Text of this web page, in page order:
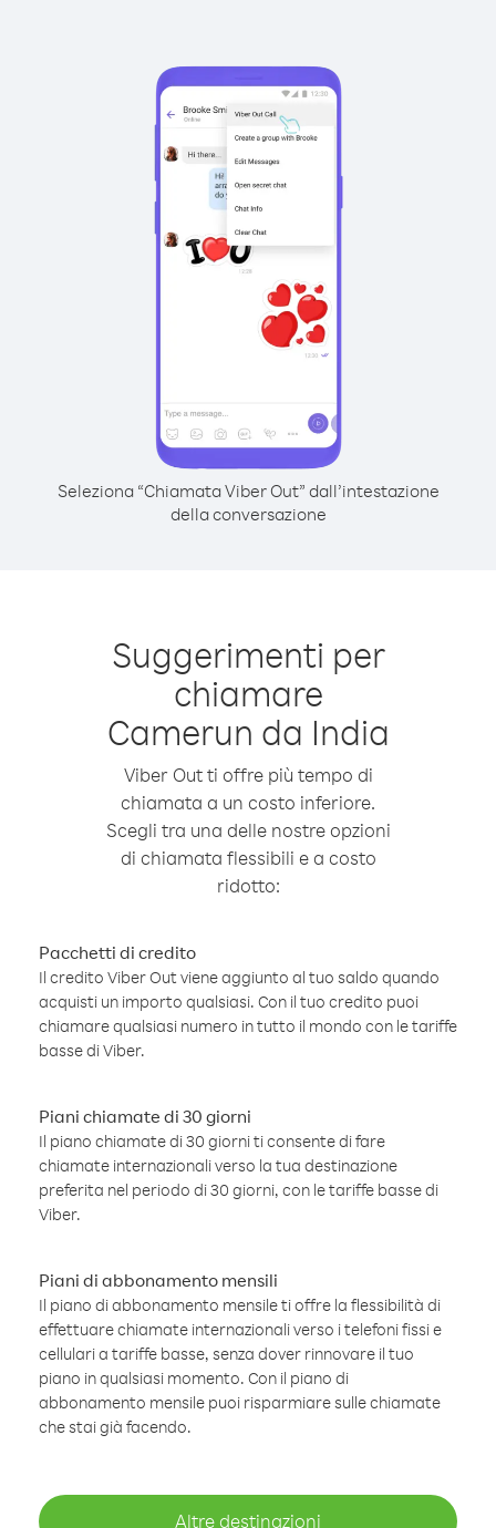
Seleziona “Chiamata Viber Out” dall’intestazione
della conversazione
Suggerimenti per
chiamare
Camerun da India
Viber Out ti offre più tempo di
chiamata a un costo inferiore.
Scegli tra una delle nostre opzioni
di chiamata flessibili e a costo
ridotto:
Pacchetti di credito
Il credito Viber Out viene aggiunto al tuo saldo quando
acquisti un importo qualsiasi. Con il tuo credito puoi
chiamare qualsiasi numero in tutto il mondo con le tariffe
basse di Viber.
Piani chiamate di 30 giorni
Il piano chiamate di 30 giorni ti consente di fare
chiamate internazionali verso la tua destinazione
preferita nel periodo di 30 giorni, con le tariffe basse di
Viber.
Piani di abbonamento mensili
Il piano di abbonamento mensile ti offre la flessibilità di
effettuare chiamate internazionali verso i telefoni fissi e
cellulari a tariffe basse, senza dover rinnovare il tuo
piano in qualsiasi momento. Con il piano di
abbonamento mensile puoi risparmiare sulle chiamate
che stai già facendo.
Altre destinazioni